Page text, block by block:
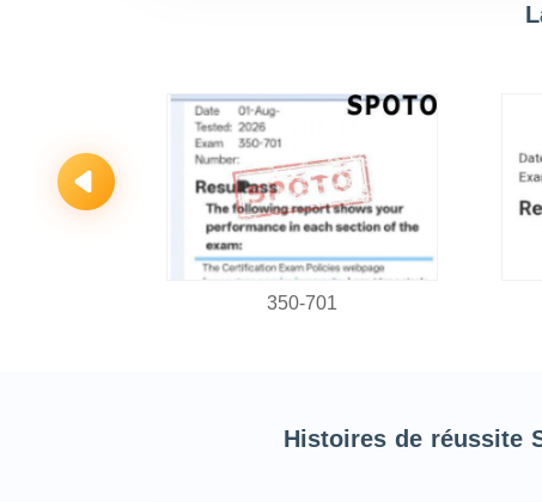
350-701
Histoires de réussite